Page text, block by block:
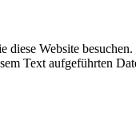
Website
Text aufgeführten